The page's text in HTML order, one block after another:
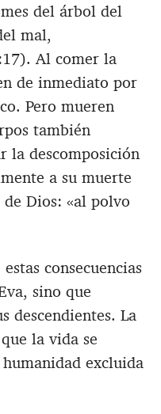
del árbol del
mal,
Al comer la
de inmediato por
Pero mueren
también
la descomposición
a su muerte
Dios: «al polvo
consecuencias
sino que
descendientes. La
la vida se
excluida